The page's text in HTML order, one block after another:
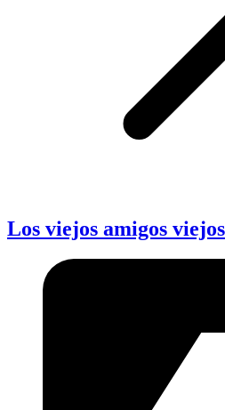
Los viejos amigos viejos